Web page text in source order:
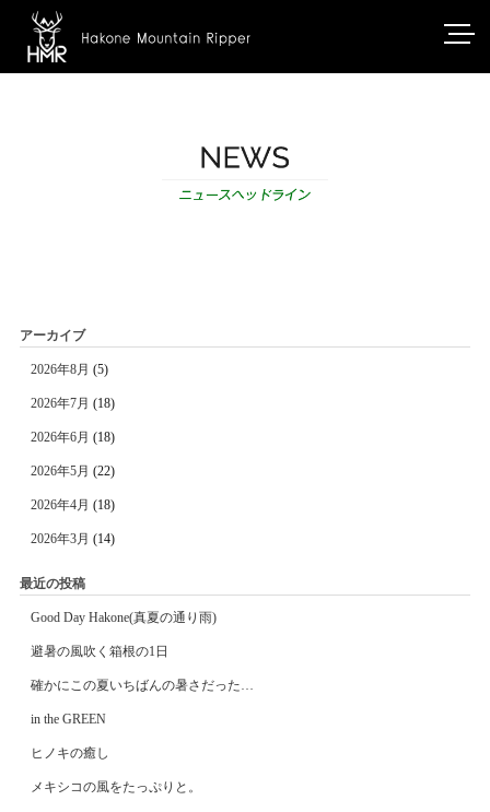
アーカイブ
2026年8月 (5)
2026年7月 (18)
2026年6月 (18)
2026年5月 (22)
2026年4月 (18)
2026年3月 (14)
最近の投稿
Good Day Hakone(真夏の通り雨)
避暑の風吹く箱根の1日
確かにこの夏いちばんの暑さだった…
in the GREEN
ヒノキの癒し
メキシコの風をたっぷりと。